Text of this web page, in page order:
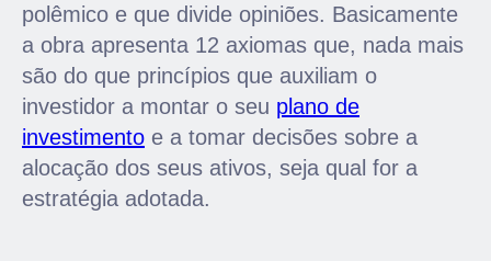
polêmico e que divide opiniões. Basicamente
a obra apresenta 12 axiomas que, nada mais
são do que princípios que auxiliam o
investidor a montar o seu plano de
investimento e a tomar decisões sobre a
alocação dos seus ativos, seja qual for a
estratégia adotada.